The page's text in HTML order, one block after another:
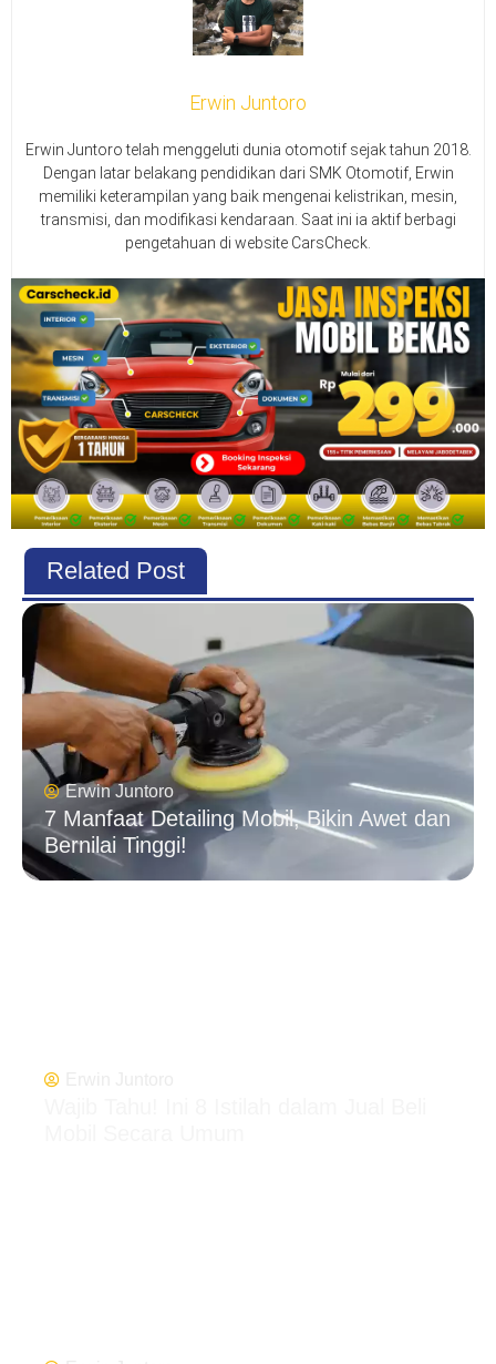
Erwin Juntoro
Erwin Juntoro telah menggeluti dunia otomotif sejak tahun 2018.
Dengan latar belakang pendidikan dari SMK Otomotif, Erwin
memiliki keterampilan yang baik mengenai kelistrikan, mesin,
transmisi, dan modifikasi kendaraan. Saat ini ia aktif berbagi
pengetahuan di website CarsCheck.
Erwin Juntoro
7 Manfaat Detailing Mobil, Bikin Awet dan
Bernilai Tinggi!
Related Post